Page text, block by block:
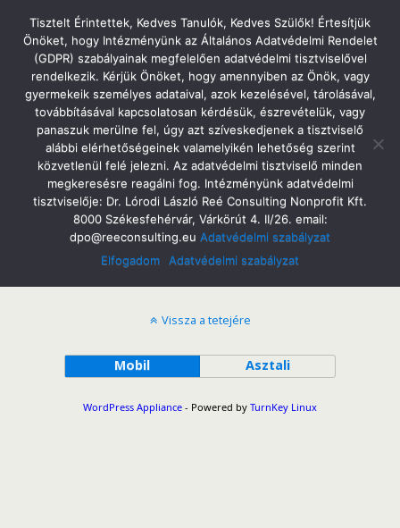
Tatabányai Árpád Gimnázium
2012/2013
A 2012/2013 tanév versenyeredményei
Vissza a tetejére
Mobil Asztali
Tisztelt Érintettek, Kedves Tanulók, Kedves Szülők! Értesítjük
Önöket, hogy Intézményünk az Általános Adatvédelmi Rendelet
(GDPR) szabályainak megfelelően adatvédelmi tisztviselővel
rendelkezik. Kérjük Önöket, hogy amennyiben az Önök, vagy
gyermekeik személyes adataival, azok kezelésével, tárolásával,
továbbításával kapcsolatosan kérdésük, észrevételük, vagy
panaszuk merülne fel, úgy azt szíveskedjenek a tisztviselő
alábbi elérhetőségeinek valamelyikén lehetőség szerint
közvetlenül felé jelezni. Az adatvédelmi tisztviselő minden
megkeresésre reagálni fog. Intézményünk adatvédelmi
tisztviselője: Dr. Lórodi László Reé Consulting Nonprofit Kft.
8000 Székesfehérvár, Várkörút 4. II/26. email:
dpo@reeconsulting.eu Adatvédelmi szabályzat
Elfogadom
Adatvédelmi szabályzat
WordPress Appliance - Powered by TurnKey Linux